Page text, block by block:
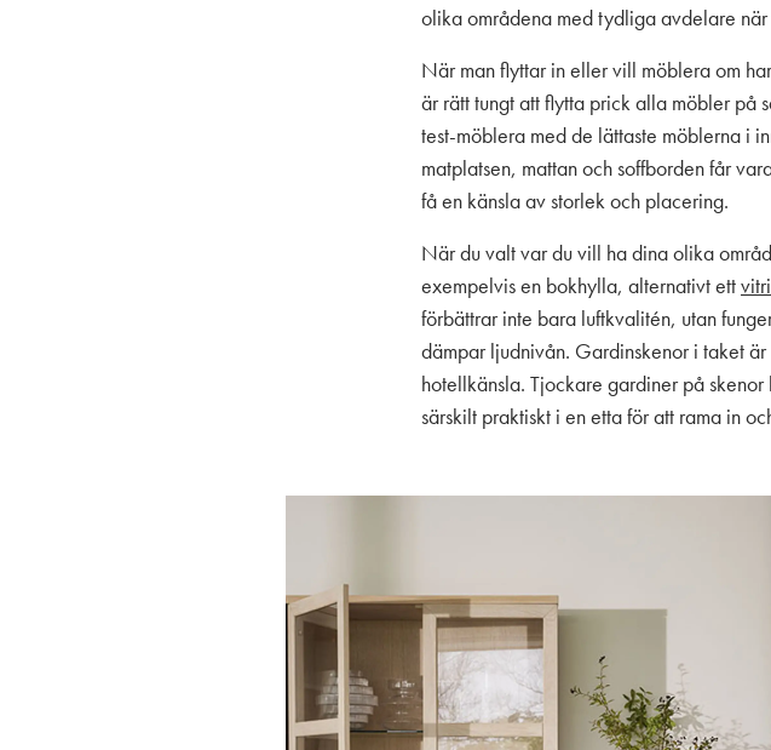
olika områdena med tydliga avdelare
När man flyttar in eller vill möblera om
är rätt tungt att flytta prick alla möbler på
test-möblera med de lättaste möblerna i
matplatsen, mattan och soffborden får
få en känsla av storlek och placering.
När du valt var du vill ha dina olika
exempelvis en bokhylla, alternativt ett
förbättrar inte bara luftkvalitén, utan
dämpar ljudnivån. Gardinskenor i taket
hotellkänsla. Tjockare gardiner på
särskilt praktiskt i en etta för att rama in